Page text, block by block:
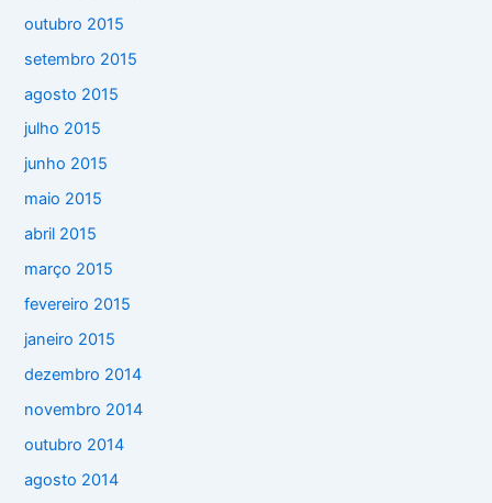
outubro 2015
setembro 2015
agosto 2015
julho 2015
junho 2015
maio 2015
abril 2015
março 2015
fevereiro 2015
janeiro 2015
dezembro 2014
novembro 2014
outubro 2014
agosto 2014